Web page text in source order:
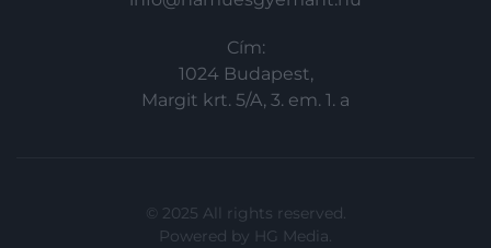
Cím:
1024 Budapest,
Margit krt. 5/A, 3. em. 1. a
© 2025 All rights reserved.
Powered by HG Media.